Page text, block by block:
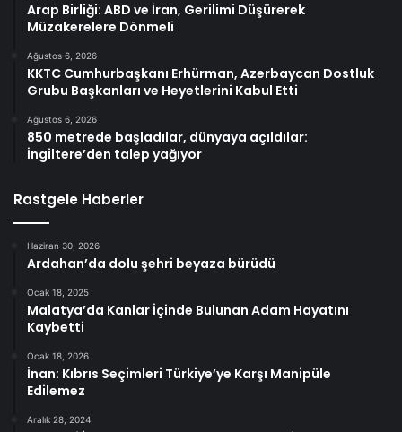
Arap Birliği: ABD ve İran, Gerilimi Düşürerek
Müzakerelere Dönmeli
Ağustos 6, 2026
KKTC Cumhurbaşkanı Erhürman, Azerbaycan Dostluk
Grubu Başkanları ve Heyetlerini Kabul Etti
Ağustos 6, 2026
850 metrede başladılar, dünyaya açıldılar:
İngiltere’den talep yağıyor
Rastgele Haberler
Haziran 30, 2026
Ardahan’da dolu şehri beyaza bürüdü
Ocak 18, 2025
Malatya’da Kanlar İçinde Bulunan Adam Hayatını
Kaybetti
Ocak 18, 2026
İnan: Kıbrıs Seçimleri Türkiye’ye Karşı Manipüle
Edilemez
Aralık 28, 2024